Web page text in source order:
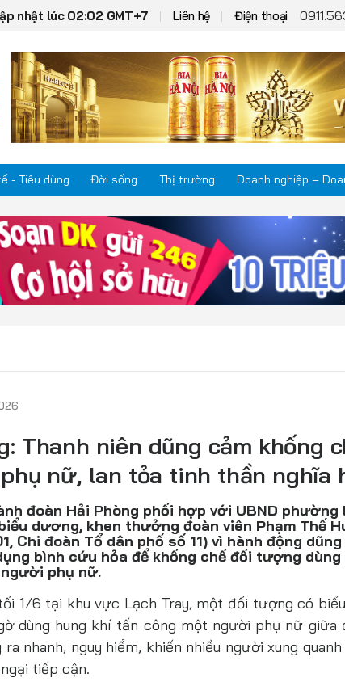
nhật lúc 02:02 GMT+7 Liên hệ Điện thoại
- Tiêu dùng Đời sống Thị trường Doanh nghiệp –
Doanh nghiệp – Doanh nhân
Đồ uống
Thanh niên dũng cảm khống
nữ, lan tỏa tinh thần nghĩa
đoàn Hải Phòng phối hợp với UBND phường
dương, khen thưởng đoàn viên Phạm Thế
Chi đoàn Tổ dân phố số 11) vì hành động dũng
bình cứu hỏa để khống chế đối tượng dùng
phụ nữ.
1/6 tại khu vực Lạch Tray, một đối tượng có
dùng hung khí tấn công một người phụ nữ giữa
ra nhanh, nguy hiểm, khiến nhiều người xung
tiếp cận.